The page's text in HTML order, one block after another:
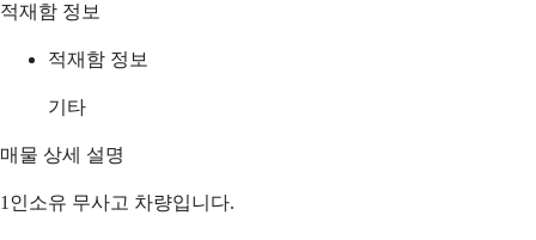
적재함 정보
적재함 정보
기타
매물 상세 설명
1인소유 무사고 차량입니다.